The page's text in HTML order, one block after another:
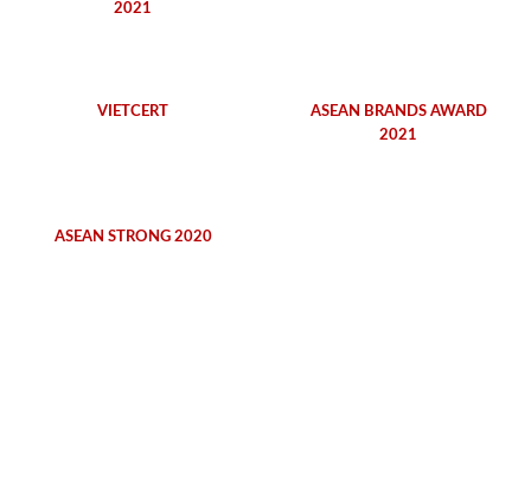
2021
VIETCERT
ASEAN BRANDS AWARD
2021
ASEAN STRONG 2020